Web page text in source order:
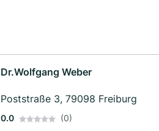
Dr.Wolfgang Weber
Poststraße 3, 79098 Freiburg
0.0 (0)